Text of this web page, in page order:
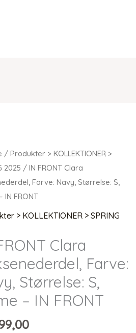
/Produkter > KOLLEKTIONER >
2025 / IN FRONT Clara
Farve: Navy, Størrelse: S,
IN FRONT
> KOLLEKTIONER > SPRING
Clara
Farve:
Størrelse: S,
– IN FRONT